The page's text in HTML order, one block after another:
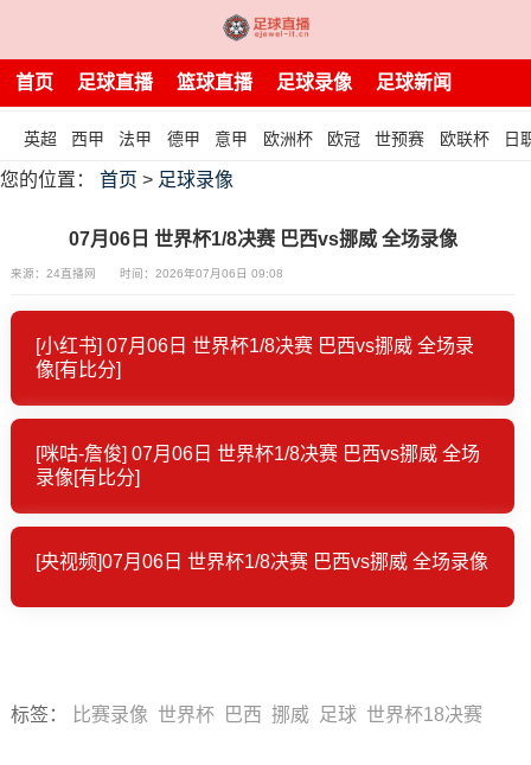
首页 足球直播 篮球直播 足球录像 足球新闻
英超 西甲 法甲 德甲 意甲 欧洲杯 欧冠 世预赛 欧联杯 日
您的位置： 首页 > 足球录像
07月06日 世界杯1/8决赛 巴西vs挪威 全场录像
来源：24直播网 时间：2026年07月06日 09:08
[小红书] 07月06日 世界杯1/8决赛 巴西vs挪威 全场录
像[有比分]
[咪咕-詹俊] 07月06日 世界杯1/8决赛 巴西vs挪威 全场
录像[有比分]
[央视频]07月06日 世界杯1/8决赛 巴西vs挪威 全场录像
标签 ： 比赛录像 世界杯 巴西 挪威 足球 世界杯18决赛